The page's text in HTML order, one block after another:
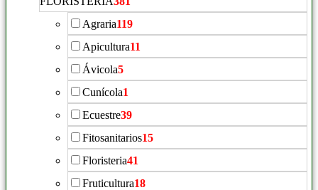
Agraria119
Apicultura11
Ávicola5
Cunícola1
Ecuestre39
Fitosanitarios15
Floristeria41
Fruticultura18